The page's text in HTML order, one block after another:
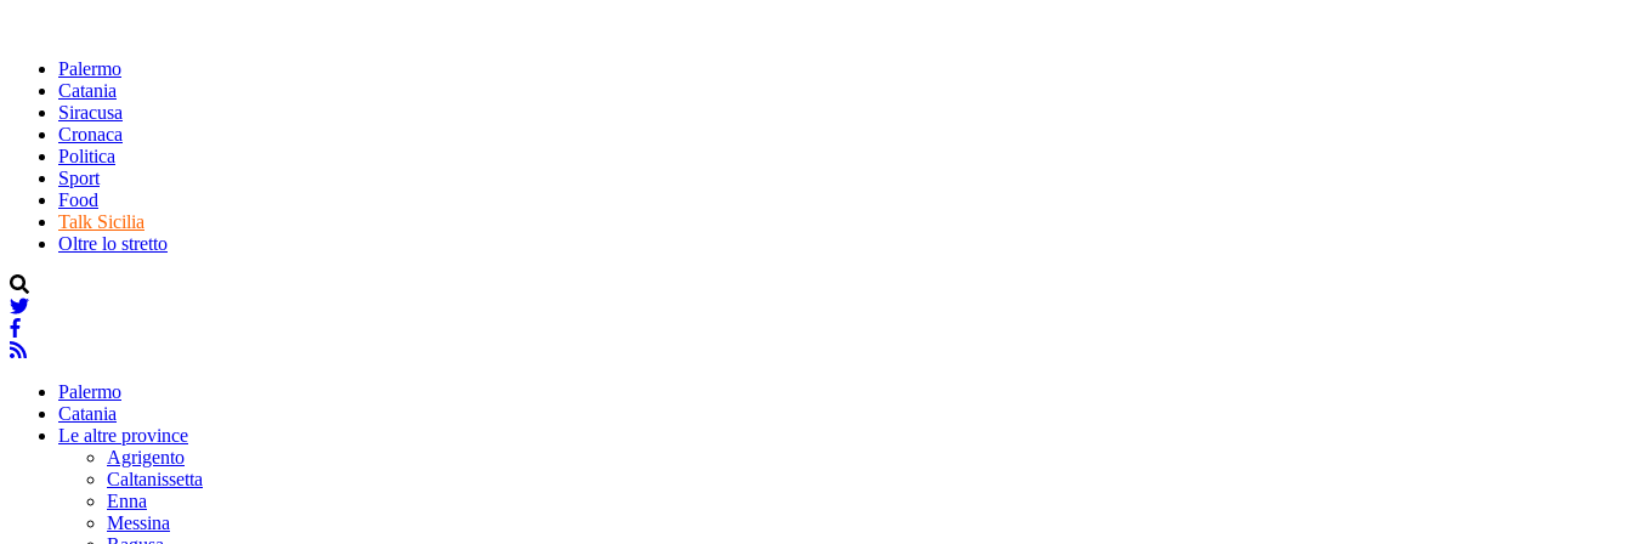
Palermo
Catania
Siracusa
Cronaca
Politica
Sport
Food
Talk Sicilia
Oltre lo stretto
Palermo
Catania
Le altre province
Agrigento
Caltanissetta
Enna
Messina